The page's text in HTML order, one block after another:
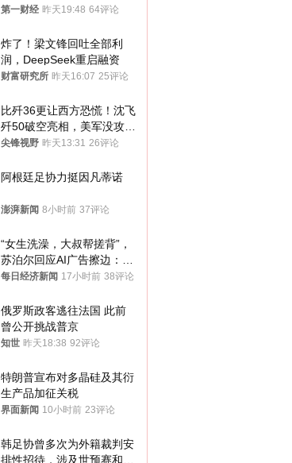
第一财经 昨天19:48 64评论
炸了！梁文锋回吐全部利
润，DeepSeek重启融资
财富研究所 昨天16:07 25评论
比歼36更让西方恐慌！沈飞
歼50破空亮相，美军没攻克
的技术被拿下
尖锋视野 昨天13:31 26评论
阿根廷足协力挺因凡蒂诺
澎湃新闻 8小时前 37评论
“女生洗澡，大叔帮搓背”，
苏泊尔回应AI广告擦边：视
频全下架，已强化内容管理
每日经济新闻 17小时前 38评论
俄罗斯政客逃往法国 此前
曾公开挑战普京
知世 昨天18:38 92评论
特朗普宣布对多晶硅及其衍
生产品加征关税
界面新闻 10小时前 23评论
韩足协曾多次为外籍裁判安
排性招待，涉及世预赛和奥